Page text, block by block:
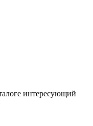
интересующий